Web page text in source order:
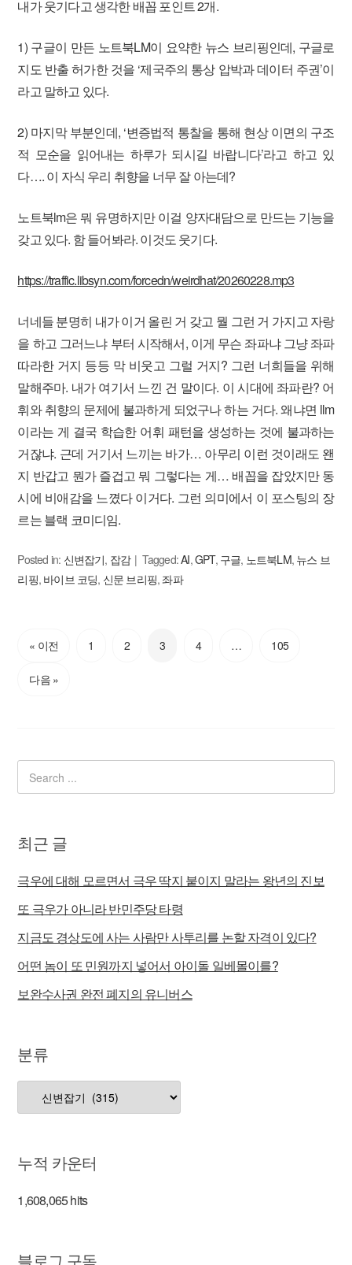
내가 웃기다고 생각한 배꼽 포인트 2개.
1) 구글이 만든 노트북LM이 요약한 뉴스 브리핑인데, 구글로
지도 반출 허가한 것을 ‘제국주의 통상 압박과 데이터 주권’이
라고 말하고 있다.
2) 마지막 부분인데, ‘변증법적 통찰을 통해 현상 이면의 구조
적 모순을 읽어내는 하루가 되시길 바랍니다’라고 하고 있
다…. 이 자식 우리 취향을 너무 잘 아는데?
노트북lm은 뭐 유명하지만 이걸 양자대담으로 만드는 기능을
갖고 있다. 함 들어봐라. 이것도 웃기다.
https://traffic.libsyn.com/forcedn/weirdhat/20260228.mp3
너네들 분명히 내가 이거 올린 거 갖고 뭘 그런 거 가지고 자랑
을 하고 그러느냐 부터 시작해서, 이게 무슨 좌파냐 그냥 좌파
따라한 거지 등등 막 비웃고 그럴 거지? 그런 너희들을 위해
말해주마. 내가 여기서 느낀 건 말이다. 이 시대에 좌파란? 어
휘와 취향의 문제에 불과하게 되었구나 하는 거다. 왜냐면 llm
이라는 게 결국 학습한 어휘 패턴을 생성하는 것에 불과하는
거잖냐. 근데 거기서 느끼는 바가… 아무리 이런 것이래도 왠
지 반갑고 뭔가 즐겁고 뭐 그렇다는 게… 배꼽을 잡았지만 동
시에 비애감을 느꼈다 이거다. 그런 의미에서 이 포스팅의 장
르는 블랙 코미디임.
Posted in: 신변잡기, 잡감 Tagged:AI,GPT, 구글, 노트북LM, 뉴스 브
리핑, 바이브 코딩, 신문 브리핑,좌파
« 이전 1 2 3 4 … 105
다음 »
최근 글
극우에 대해 모르면서 극우 딱지 붙이지 말라는 왕년의 진보
또 극우가 아니라 반민주당 타령
지금도 경상도에 사는 사람만 사투리를 논할 자격이 있다?
어떤 놈이 또 민원까지 넣어서 아이돌 일베몰이를?
보완수사권 완전 폐지의 유니버스
분류
류
누적 카운터
1,608,065 hits
블로그 구독